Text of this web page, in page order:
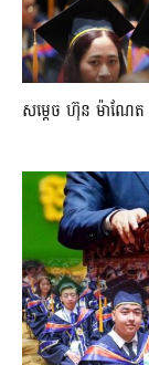
សម្តេច ហ៊ុន ម៉ាណែ